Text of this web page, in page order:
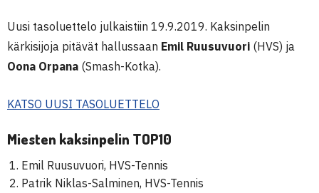
Uusi tasoluettelo julkaistiin 19.9.2019. Kaksinpelin
kärkisijoja pitävät hallussaan Emil Ruusuvuori (HVS) ja
Oona Orpana (Smash-Kotka).
KATSO UUSI TASOLUETTELO
Miesten kaksinpelin TOP10
Emil Ruusuvuori, HVS-Tennis
Patrik Niklas-Salminen, HVS-Tennis